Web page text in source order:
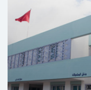
Centro de
Social Yaacoub Al